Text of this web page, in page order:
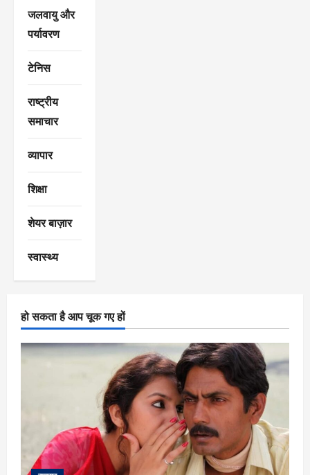
जलवायु और
पर्यावरण
टेनिस
राष्ट्रीय
समाचार
व्यापार
शिक्षा
शेयर बाज़ार
स्वास्थ्य
हो सकता है आप चूक गए हों